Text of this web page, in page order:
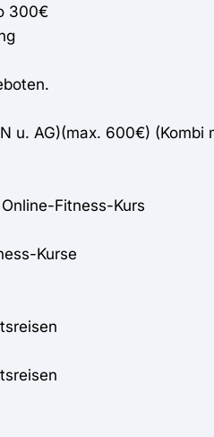
300€
u. AG)(max. 600€)
Fitness-Kurs
Kurse